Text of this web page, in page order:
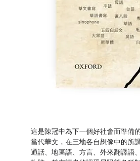
這是陳冠中為下一個好社會而準備
當代華文，在三地各自想像中的所
通話、地區語、方言、外來翻譯語